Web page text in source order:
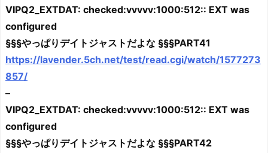
VIPQ2_EXTDAT: checked:vvvvv:1000:512:: EXT was
configured
§§§やっぱりデイトジャストだよな §§§PART41
https://lavender.5ch.net/test/read.cgi/watch/1577273
857/
–
VIPQ2_EXTDAT: checked:vvvvv:1000:512:: EXT was
configured
§§§やっぱりデイトジャストだよな §§§PART42